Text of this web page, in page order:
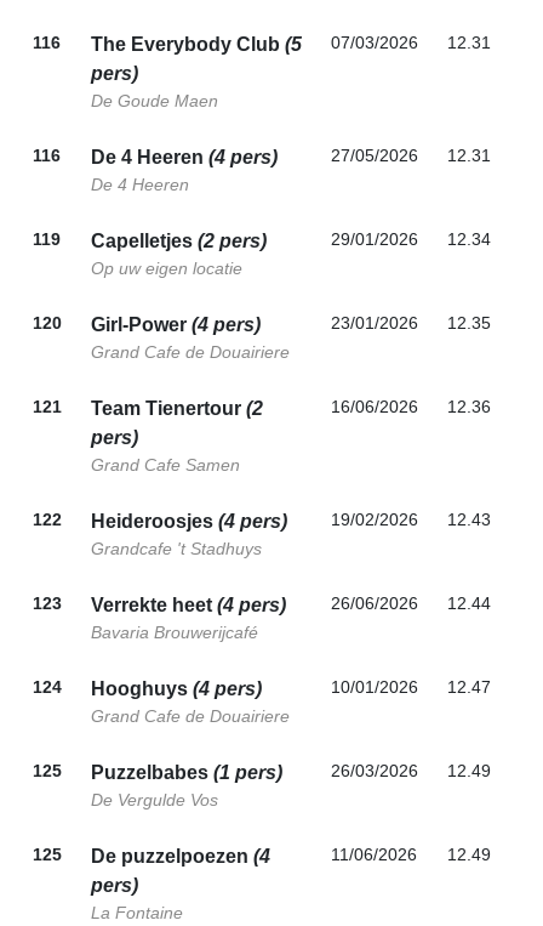
116 The Everybody Club (5
pers)
De Goude Maen
07/03/2026 12.31
116 De 4 Heeren (4 pers)
De 4 Heeren
27/05/2026 12.31
119 Capelletjes (2 pers)
Op uw eigen locatie
29/01/2026 12.34
120 Girl-Power (4 pers)
Grand Cafe de Douairiere
23/01/2026 12.35
121 Team Tienertour (2
pers)
Grand Cafe Samen
16/06/2026 12.36
122 Heideroosjes (4 pers)
Grandcafe 't Stadhuys
19/02/2026 12.43
123 Verrekte heet (4 pers)
Bavaria Brouwerijcafé
26/06/2026 12.44
124 Hooghuys (4 pers)
Grand Cafe de Douairiere
10/01/2026 12.47
125 Puzzelbabes (1 pers)
De Vergulde Vos
26/03/2026 12.49
125 De puzzelpoezen (4
pers)
La Fontaine
11/06/2026 12.49